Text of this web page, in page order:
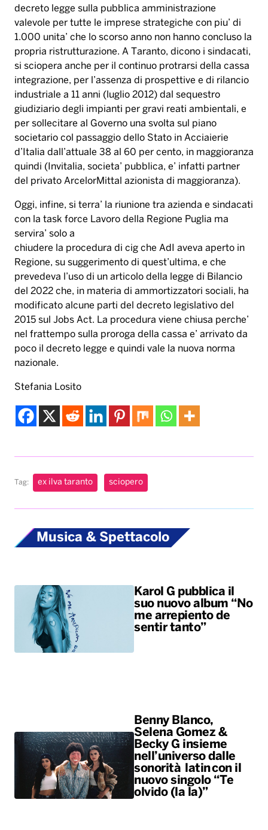
decreto legge sulla pubblica amministrazione
valevole per tutte le imprese strategiche con piu’ di
1.000 unita’ che lo scorso anno non hanno concluso la
propria ristrutturazione. A Taranto, dicono i sindacati,
si sciopera anche per il continuo protrarsi della cassa
integrazione, per l’assenza di prospettive e di rilancio
industriale a 11 anni (luglio 2012) dal sequestro
giudiziario degli impianti per gravi reati ambientali, e
per sollecitare al Governo una svolta sul piano
societario col passaggio dello Stato in Acciaierie
d’Italia dall’attuale 38 al 60 per cento, in maggioranza
quindi (Invitalia, societa’ pubblica, e’ infatti partner
del privato ArcelorMittal azionista di maggioranza).
Oggi, infine, si terra’ la riunione tra azienda e sindacati
con la task force Lavoro della Regione Puglia ma
servira’ solo a
chiudere la procedura di cig che AdI aveva aperto in
Regione, su suggerimento di quest’ultima, e che
prevedeva l’uso di un articolo della legge di Bilancio
del 2022 che, in materia di ammortizzatori sociali, ha
modificato alcune parti del decreto legislativo del
2015 sul Jobs Act. La procedura viene chiusa perche’
nel frattempo sulla proroga della cassa e’ arrivato da
poco il decreto legge e quindi vale la nuova norma
nazionale.
Stefania Losito
Tag: ex ilva taranto sciopero
Musica & Spettacolo
Karol G pubblica il
suo nuovo album “No
me arrepiento de
sentir tanto”
Benny Blanco,
Selena Gomez &
Becky G insieme
nell’universo dalle
sonorità latin con il
nuovo singolo “Te
olvido (la la)”